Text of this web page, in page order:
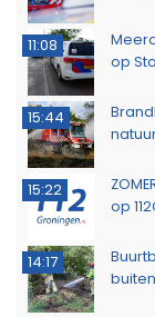
11:08
op
15:44
15:22
op
14:17